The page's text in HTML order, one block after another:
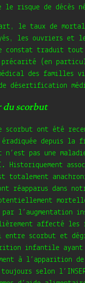
le risque de décès
le taux de
les ouvriers et
constat traduit tout
(en
des familles
désertification
scorbut
scorbut ont été
depuis la
n’est pas une
Historiquement
totalement
réapparus dans
par l’augmentation
affecté les
entre scorbut et
infantile ayant
à l’apparition
selon